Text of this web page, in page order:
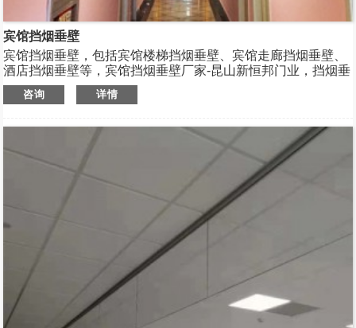
宾馆挡烟垂壁
宾馆挡烟垂壁，包括宾馆楼梯挡烟垂壁、宾馆走廊挡烟垂壁、
酒店挡烟垂壁等，宾馆挡烟垂壁厂家-昆山新恒邦门业，挡烟垂
壁规格多样，宾馆玻璃挡烟垂壁、宾馆楼梯电动挡烟垂壁、宾
馆走廊固定挡烟垂壁、酒店玻璃挡烟垂壁，支持非标定制，消
咨询 详情